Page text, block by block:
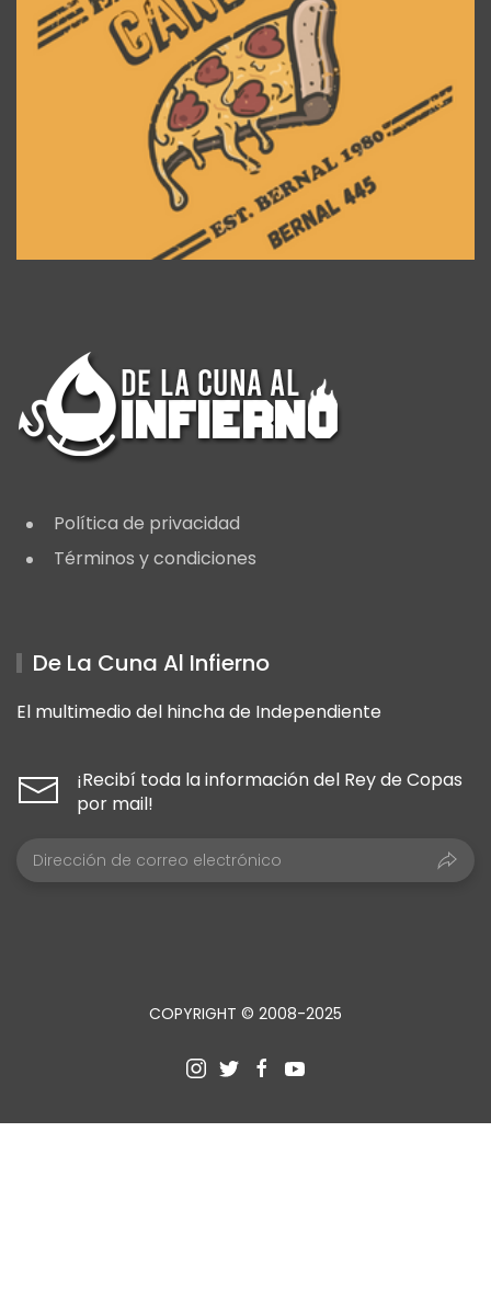
Política de privacidad
Términos y condiciones
De La Cuna Al Infierno
El multimedio del hincha de Independiente
¡Recibí toda la información del Rey de Copas
por mail!
COPYRIGHT © 2008-2025